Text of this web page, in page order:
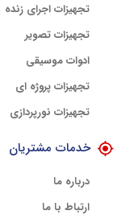
تجهیزات اجرای زنده
تجهیزات تصویر
ادوات موسیقی
تجهیزات پروژه ای
تجهیزات نورپردازی
خدمات مشتریان
درباره ما
ارتباط با ما